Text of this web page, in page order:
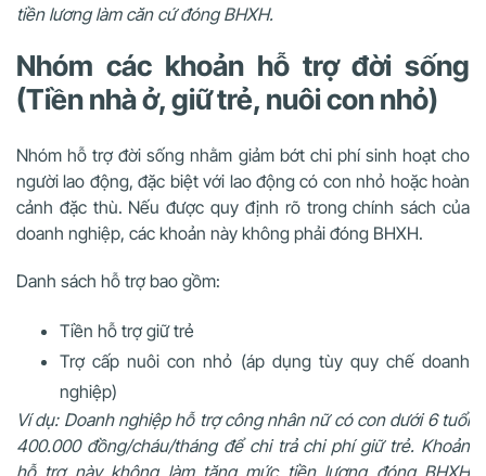
tiền lương làm căn cứ đóng BHXH.
Nhóm các khoản hỗ trợ đời sống
(Tiền nhà ở, giữ trẻ, nuôi con nhỏ)
Nhóm hỗ trợ đời sống nhằm giảm bớt chi phí sinh hoạt cho
người lao động, đặc biệt với lao động có con nhỏ hoặc hoàn
cảnh đặc thù. Nếu được quy định rõ trong chính sách của
doanh nghiệp, các khoản này không phải đóng BHXH.
Danh sách hỗ trợ bao gồm:
Tiền hỗ trợ giữ trẻ
Trợ cấp nuôi con nhỏ (áp dụng tùy quy chế doanh
nghiệp)
Ví dụ: Doanh nghiệp hỗ trợ công nhân nữ có con dưới 6 tuổi
400.000 đồng/cháu/tháng để chi trả chi phí giữ trẻ. Khoản
hỗ trợ này không làm tăng mức tiền lương đóng BHXH